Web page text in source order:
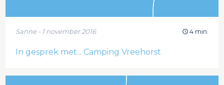
Sanne - 1 november 2016 4 min.
In gesprek met... Camping Vreehorst